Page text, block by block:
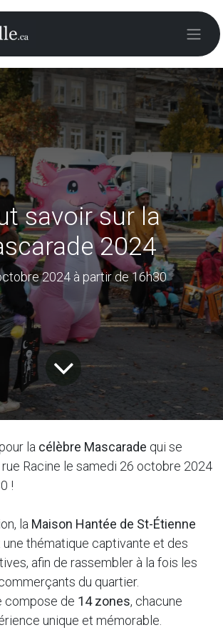
savoir sur la
2024
2024 à partir de 16h30
la célèbre Mascarade qui se
Racine le samedi 26 octobre 2024
!
la Maison Hantée de St-Étienne
thématique captivante et des
afin de rassembler à la fois les
du quartier.
compose de 14 zones, chacune
unique et mémorable.